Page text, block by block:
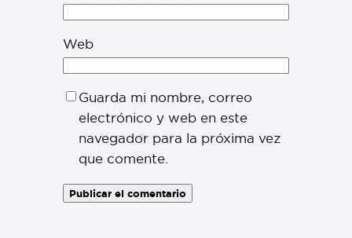
Web
Guarda mi nombre, correo
electrónico y web en este
navegador para la próxima vez
que comente.